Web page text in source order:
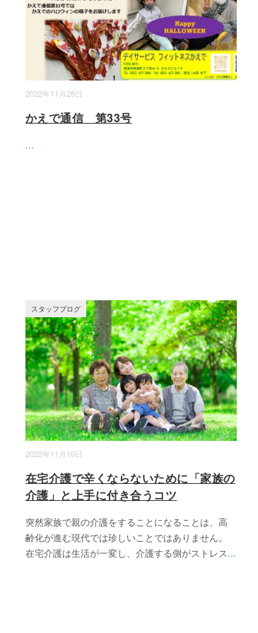
2022年11月28日
かえで通信 第33号
...
2022年11月10日
スタッフブログ
在宅介護で辛くならないために「家族の
介護」と上手に付き合うコツ
突然家族で親の介護をすることになることは、高
齢化が進む現代では珍しいことではありません。
在宅介護は生活が一変し、介護する側がストレス...